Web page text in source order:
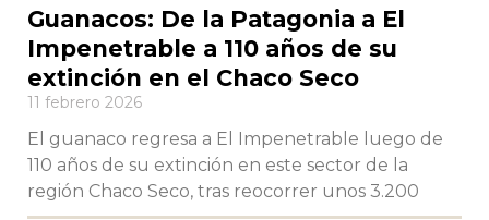
Guanacos: De la Patagonia a El
Impenetrable a 110 años de su
extinción en el Chaco Seco
11 febrero 2026
El guanaco regresa a El Impenetrable luego de
110 años de su extinción en este sector de la
región Chaco Seco, tras reocorrer unos 3.200